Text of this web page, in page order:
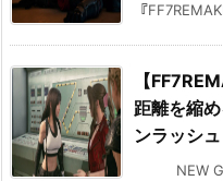
『
【
距離を縮
ンラッシ
NEW